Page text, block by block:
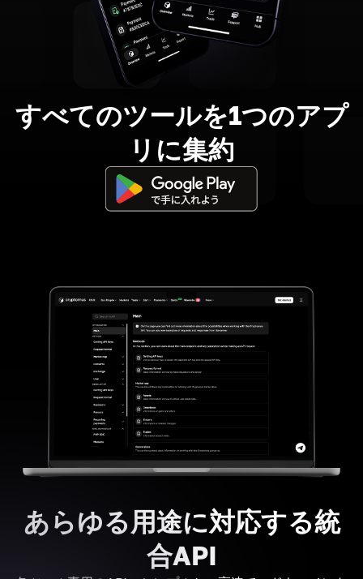
すべてのツールを1つのアプ
リに集約
あらゆる用途に対応する統
合API